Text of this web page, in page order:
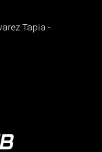
Tapia -